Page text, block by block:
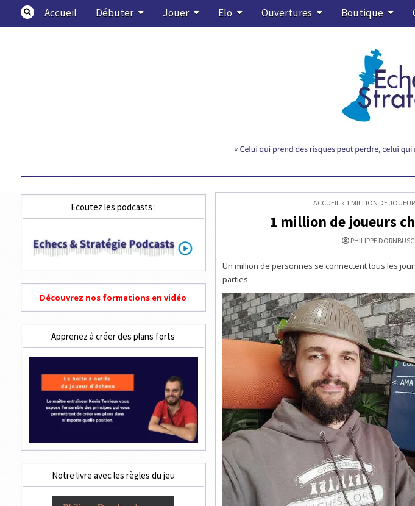
content
Accueil Débuter Jouer Elo Ouvertures Boutique
ACCUEIL» 1 MILLION DE
1 million de joueurs
PHILIPPE
Un million de personnes se connectent tous les
parties
Ecoutez les podcasts :
Découvrez nos formations en vidéo
Apprenez à créer des plans forts
Notre livre avec les règles du jeu